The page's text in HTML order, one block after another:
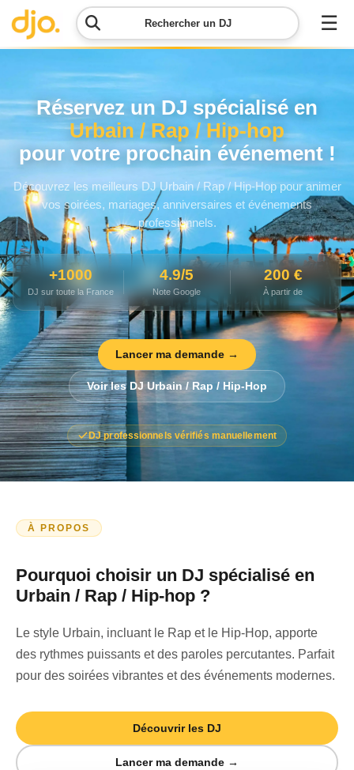
Rechercher un DJ ☰
Menu
Contacter
DJO
Lancer
ma
demande
Simulateur
de prix
Réservez un DJ spécialisé en
Urbain / Rap / Hip-hop
pour votre prochain événement !
Découvrez les meilleurs DJ Urbain / Rap / Hip-Hop pour animer
vos soirées, mariages, anniversaires et événements
professionnels.
+1000
DJ sur toute la France
4.9/5
Note Google
200 €
À partir de
Lancer ma demande →
Voir les DJ Urbain / Rap / Hip-Hop
DJ professionnels vérifiés manuellement
À PROPOS
Pourquoi choisir un DJ spécialisé en
Urbain / Rap / Hip-hop ?
Le style Urbain, incluant le Rap et le Hip-Hop, apporte
des rythmes puissants et des paroles percutantes. Parfait
pour des soirées vibrantes et des événements modernes.
Découvrir les DJ
Lancer ma demande →